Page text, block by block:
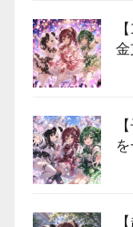
金